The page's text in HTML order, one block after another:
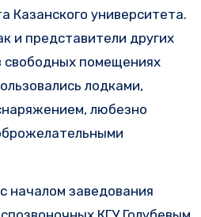
Казанского университета.
и представители других
свободных помещениях
лодками,
любезно
началом заведования